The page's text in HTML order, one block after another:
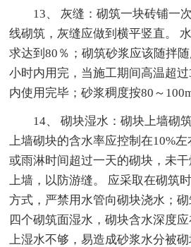
13、 灰缝：砌筑一块砖铺一次
线砌筑，灰缝应做到横平竖直。
求达到80％；砌筑砂浆应该随拌
小时内用完，当施工期间高温超
内使用完毕；砂浆稠度按80～
14、 砌块湿水：砌块上墙砌筑
上墙砌块的含水率应控制在10%
或雨淋时间超过一天的砌块，未
上墙，以防游缝。 应采取在砌筑
方式，严禁用水管向砌块浇水；
四个砌筑面湿水，砌块含水深度
上湿水不够，易造成砂浆水分被